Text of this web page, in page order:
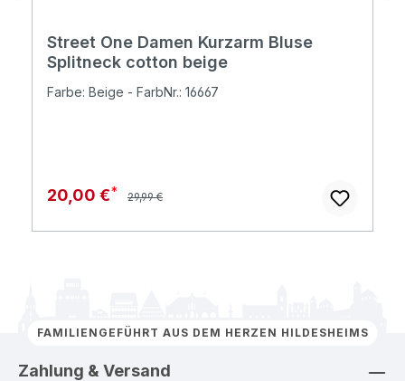
Street One Damen Kurzarm Bluse
Splitneck cotton beige
Farbe: Beige - FarbNr.: 16667
Verkaufspreis:
20,00 € Regulärer Preis:
29,99 €
FAMILIENGEFÜHRT AUS DEM HERZEN HILDESHEIMS
Zahlung & Versand